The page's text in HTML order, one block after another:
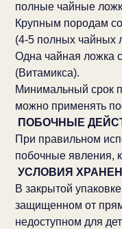
полные чайные
Крупным породам
(4-5 полных чайных
Одна чайная ложка
(Витамикса).
Минимальный срок
можно применять
ПОБОЧНЫЕ
При правильном
побочные явления,
УСЛОВИЯ
В закрытой
защищенном от
недоступном для